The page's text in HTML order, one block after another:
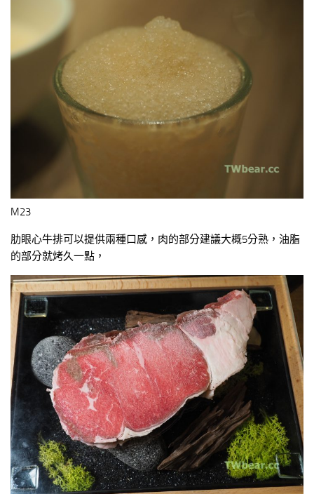
M23
肋眼心牛排可以提供兩種口感，肉的部分建議大概5分熟，油脂
的部分就烤久一點，